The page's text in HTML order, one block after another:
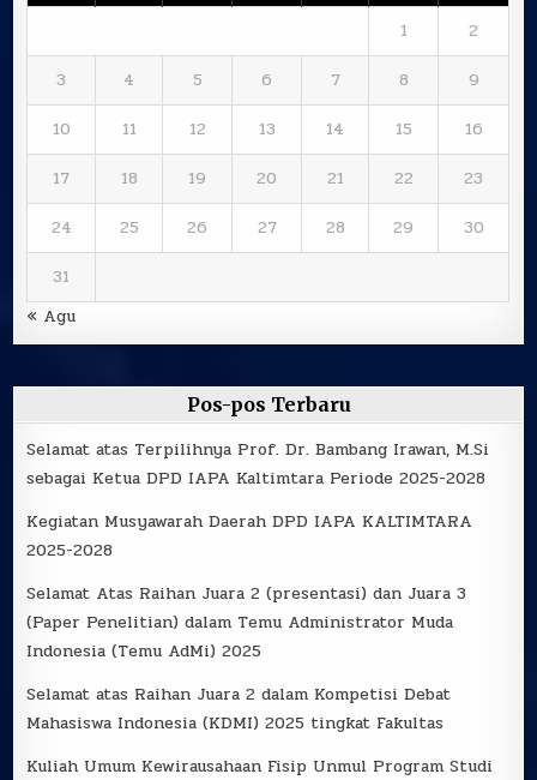
1
2
3
4 5 6 7 8
9
10
11 12 13 14 15
16
17
18 19 20 21 22
23
24
25 26 27 28 29
30
31
« Agu
Pos-pos Terbaru
Selamat atas Terpilihnya Prof. Dr. Bambang Irawan, M.Si
sebagai Ketua DPD IAPA Kaltimtara Periode 2025-2028
Kegiatan Musyawarah Daerah DPD IAPA KALTIMTARA
2025-2028
Selamat Atas Raihan Juara 2 (presentasi) dan Juara 3
(Paper Penelitian) dalam Temu Administrator Muda
Indonesia (Temu AdMi) 2025
Selamat atas Raihan Juara 2 dalam Kompetisi Debat
Mahasiswa Indonesia (KDMI) 2025 tingkat Fakultas
Kuliah Umum Kewirausahaan Fisip Unmul Program Studi